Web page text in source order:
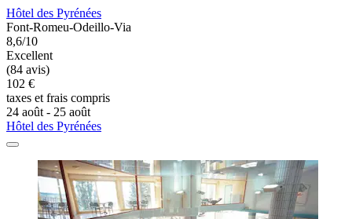
Hôtel des Pyrénées
Font-Romeu-Odeillo-Via
8,6/10
Excellent
(84 avis)
102 €
taxes et frais compris
24 août - 25 août
Hôtel des Pyrénées